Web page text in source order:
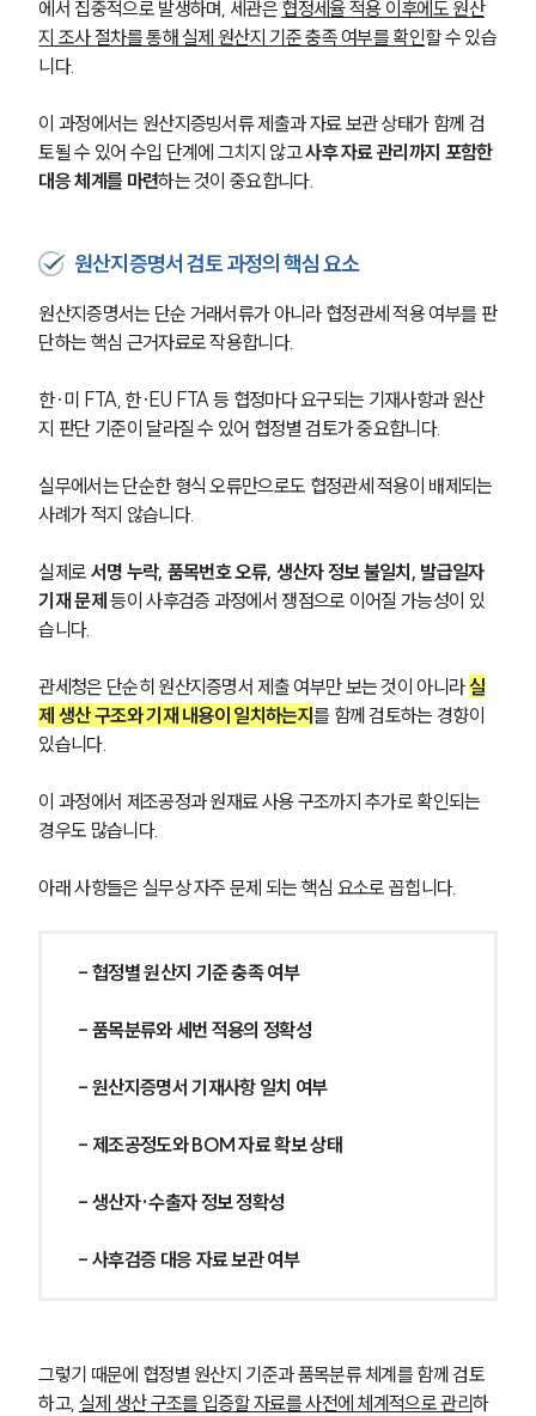
에서 집중적으로 발생하며, 세관은 협정세율 적용 이후에도 원산
지 조사 절차를 통해 실제 원산지 기준 충족 여부를 확인할 수 있습
니다.
이 과정에서는 원산지증빙서류 제출과 자료 보관 상태가 함께 검
토될 수 있어 수입 단계에 그치지 않고 사후 자료 관리까지 포함한
대응 체계를 마련하는 것이 중요합니다.
원산지증명서 검토 과정의 핵심 요소
원산지증명서는 단순 거래서류가 아니라 협정관세 적용 여부를 판
단하는 핵심 근거자료로 작용합니다.
한·미 FTA, 한·EU FTA 등 협정마다 요구되는 기재사항과 원산
지 판단 기준이 달라질 수 있어 협정별 검토가 중요합니다.
실무에서는 단순한 형식 오류만으로도 협정관세 적용이 배제되는
사례가 적지 않습니다.
실제로 서명 누락, 품목번호 오류, 생산자 정보 불일치, 발급일자
기재 문제 등이 사후검증 과정에서 쟁점으로 이어질 가능성이 있
습니다.
관세청은 단순히 원산지증명서 제출 여부만 보는 것이 아니라 실
제 생산 구조와 기재 내용이 일치하는지를 함께 검토하는 경향이
있습니다.
이 과정에서 제조공정과 원재료 사용 구조까지 추가로 확인되는
경우도 많습니다.
아래 사항들은 실무상 자주 문제 되는 핵심 요소로 꼽힙니다.
- 협정별 원산지 기준 충족 여부
- 품목분류와 세번 적용의 정확성
- 원산지증명서 기재사항 일치 여부
- 제조공정도와 BOM 자료 확보 상태
- 생산자·수출자 정보 정확성
- 사후검증 대응 자료 보관 여부
그렇기 때문에 협정별 원산지 기준과 품목분류 체계를 함께 검토
하고, 실제 생산 구조를 입증할 자료를 사전에 체계적으로 관리하